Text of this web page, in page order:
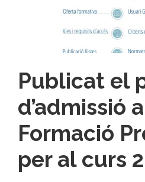
Publicat el
d’admissió
Formació
per al curs